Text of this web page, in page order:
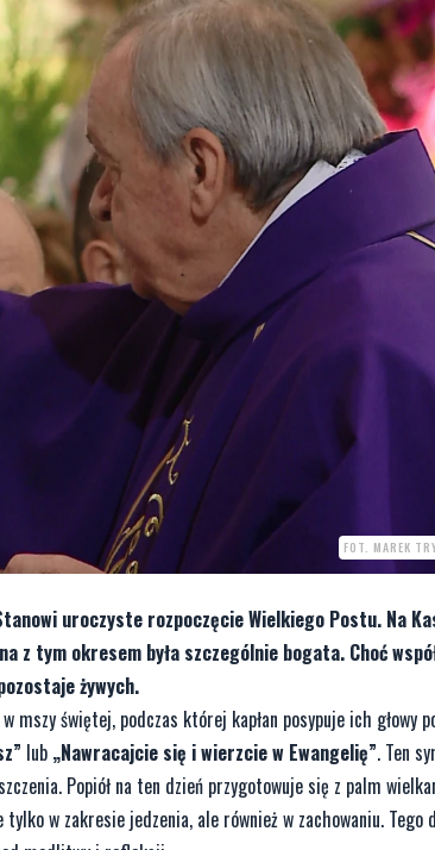
FOT. MAREK
uroczyste rozpoczęcie Wielkiego Postu. Na
tym okresem była szczególnie bogata. Choć
żywych.
świętej, podczas której kapłan posypuje ich głowy
lub „Nawracajcie się i wierzcie w Ewangelię”. Ten
Popiół na ten dzień przygotowuje się z palm
w zakresie jedzenia, ale również w zachowaniu. Tego